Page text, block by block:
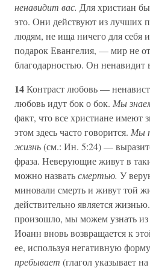
ненавидит вас. Для христиан
это. Они действуют из лучших
людям, не ища ничего для себя
подарок Евангелия, — мир не
благодарностью. Он
14Контраст любовь —
любовь идут бок о бок. Мы
факт, что все христиане имеют
этом здесь часто говорится. Мы
жизнь(см.: Ин. 5:24) —
фраза. Неверующие живут в
можно назватьсмертью. У
миновали смерть и живут той
действительно является
произошло, мы можем узнать из
Иоанн вновь возвращается к
ее, используя негативную
пребывает (глагол указывает